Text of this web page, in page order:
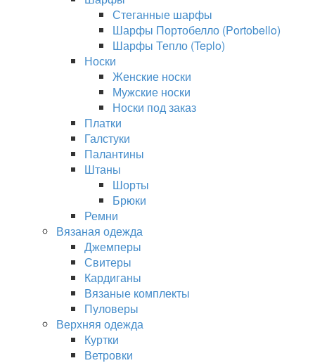
Стеганные шарфы
Шарфы Портобелло (Portobello)
Шарфы Тепло (Teplo)
Носки
Женские носки
Мужские носки
Носки под заказ
Платки
Галстуки
Палантины
Штаны
Шорты
Брюки
Ремни
Вязаная одежда
Джемперы
Свитеры
Кардиганы
Вязаные комплекты
Пуловеры
Верхняя одежда
Куртки
Ветровки